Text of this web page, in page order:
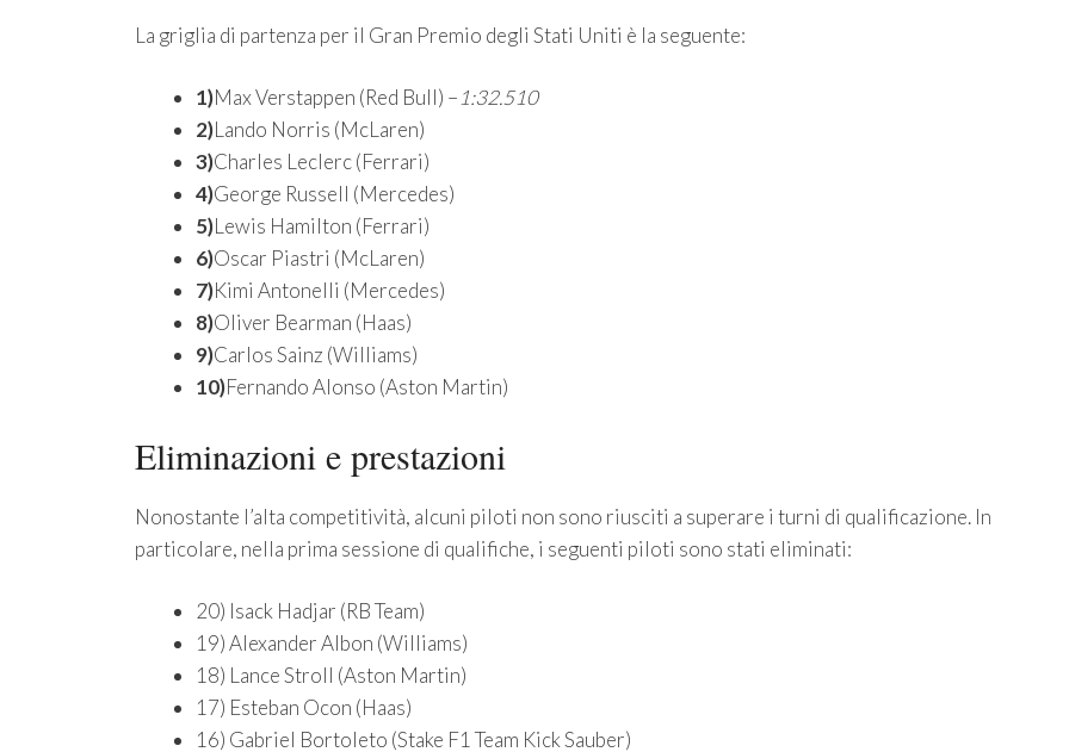
La griglia di partenza per il Gran Premio degli Stati Uniti è la seguente:
1)Max Verstappen (Red Bull) – 1:32.510
2)Lando Norris (McLaren)
3)Charles Leclerc (Ferrari)
4)George Russell (Mercedes)
5)Lewis Hamilton (Ferrari)
6)Oscar Piastri (McLaren)
7)Kimi Antonelli (Mercedes)
8)Oliver Bearman (Haas)
9)Carlos Sainz (Williams)
10)Fernando Alonso (Aston Martin)
Eliminazioni e prestazioni
Nonostante l’alta competitività, alcuni piloti non sono riusciti a superare i turni di qualificazione. In
particolare, nella prima sessione di qualifiche, i seguenti piloti sono stati eliminati:
20) Isack Hadjar (RB Team)
19) Alexander Albon (Williams)
18) Lance Stroll (Aston Martin)
17) Esteban Ocon (Haas)
16) Gabriel Bortoleto (Stake F1 Team Kick Sauber)